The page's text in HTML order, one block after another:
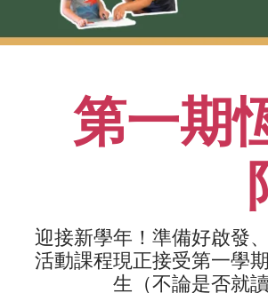
第一期
迎接新學年！準備好啟發
活動課程現正接受第一學
生（不論是否就
留意事項 :